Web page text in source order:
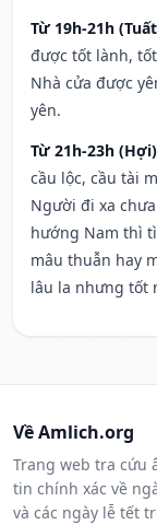
Từ 19h-21h
được tốt lành,
Nhà cửa được
yên.
Từ 21h-23h
cầu lộc, cầu tài
Người đi xa
hướng Nam thì
mâu thuẫn hay
lâu la nhưng tốt
Về Amlich.org
Trang web tra cứu
tin chính xác về
và các ngày lễ tết